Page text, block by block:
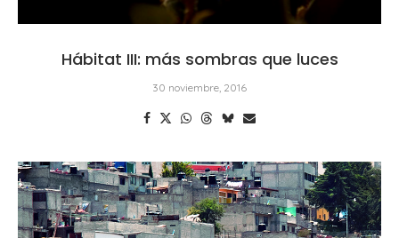
Hábitat III: más sombras que luces
30 noviembre, 2016